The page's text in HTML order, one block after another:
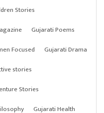
Stories
Gujarati Poems
Focused
Gujarati Drama
stories
Stories
Gujarati Health